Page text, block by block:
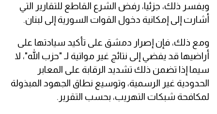
ويفسر ذلك، جزئيا، رفض الشرع القاطع للتقارير التي
أشارت إلى إمكانية دخول القوات السورية إلى لبنان.
ومع ذلك، فإن إصرار دمشق على تأكيد سيادتها على
أراضيها قد يفضي إلى نتائج غير مواتية لـ "حزب الله"، لا
سيما إذا تضمن ذلك تشديد الرقابة على المعابر
الحدودية غير الرسمية، وتوسيع نطاق الجهود المبذولة
لمكافحة شبكات التهريب، بحسب التقرير.